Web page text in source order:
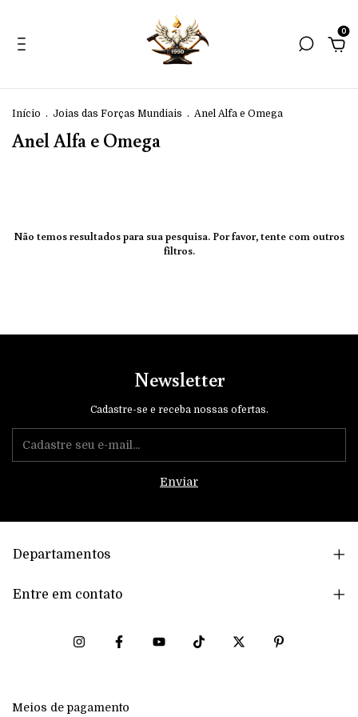
0
Início . Joias das Forças Mundiais . Anel Alfa e Omega
Anel Alfa e Omega
Não temos resultados para sua pesquisa. Por favor, tente com outros
filtros.
Newsletter
Cadastre-se e receba nossas ofertas.
Departamentos
Entre em contato
Meios de pagamento